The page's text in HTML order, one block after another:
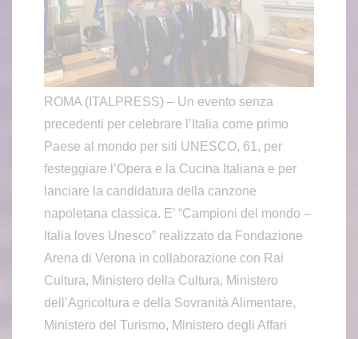
ROMA (ITALPRESS) – Un evento senza
precedenti per celebrare l’Italia come primo
Paese al mondo per siti UNESCO, 61, per
festeggiare l’Opera e la Cucina Italiana e per
lanciare la candidatura della canzone
napoletana classica. E’ “Campioni del mondo –
Italia loves Unesco” realizzato da Fondazione
Arena di Verona in collaborazione con Rai
Cultura, Ministero della Cultura, Ministero
dell’Agricoltura e della Sovranità Alimentare,
Ministero del Turismo, Ministero degli Affari